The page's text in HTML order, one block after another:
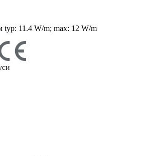
typ: 11.4 W/m; max: 12 W/m